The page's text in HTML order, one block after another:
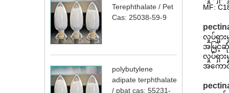
Terephthalate / Pet
Cas: 25038-59-9
polybutylene
adipate terphthalate
/ pbat cas: 55231-
MF:
လှုပ်ရှား
အမြင့်ဆုံ
လှုပ်ရှား
အကောင်